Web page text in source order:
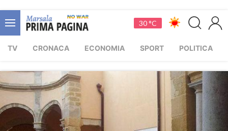
30 °C
TV CRONACA ECONOMIA SPORT POLITICA